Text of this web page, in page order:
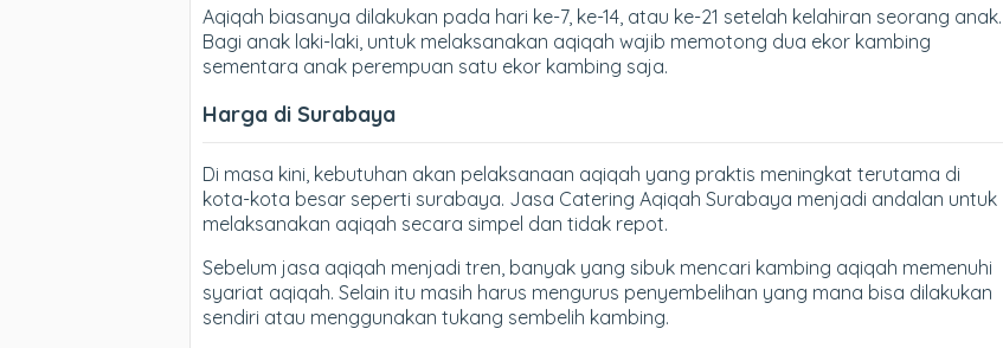
Aqiqah biasanya dilakukan pada hari ke-7, ke-14, atau ke-21 setelah kelahiran seorang anak.
Bagi anak laki-laki, untuk melaksanakan aqiqah wajib memotong dua ekor kambing
sementara anak perempuan satu ekor kambing saja.
Harga di Surabaya
Di masa kini, kebutuhan akan pelaksanaan aqiqah yang praktis meningkat terutama di
kota-kota besar seperti surabaya. Jasa Catering Aqiqah Surabaya menjadi andalan untuk
melaksanakan aqiqah secara simpel dan tidak repot.
Sebelum jasa aqiqah menjadi tren, banyak yang sibuk mencari kambing aqiqah memenuhi
syariat aqiqah. Selain itu masih harus mengurus penyembelihan yang mana bisa dilakukan
sendiri atau menggunakan tukang sembelih kambing.